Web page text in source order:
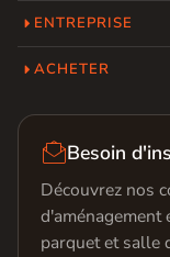
ENTREPRISE
ACHETER
Besoin
Découvrez nos
d'aménagement
parquet et salle